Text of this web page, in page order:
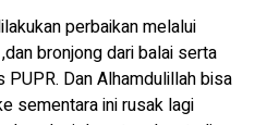
perbaikan melalui
bronjong dari balai serta
Dan Alhamdulillah bisa
sementara ini rusak lagi